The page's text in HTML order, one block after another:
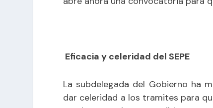
Eficacia y celeridad del SEPE
La subdelegada del Gobierno ha
dar celeridad a los tramites para